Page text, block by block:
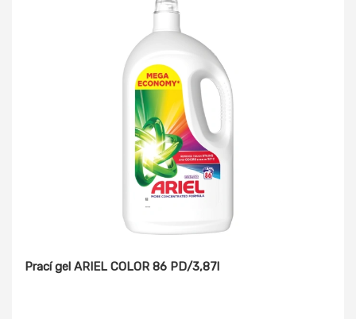
Prací gel ARIEL COLOR 86 PD/3,87l